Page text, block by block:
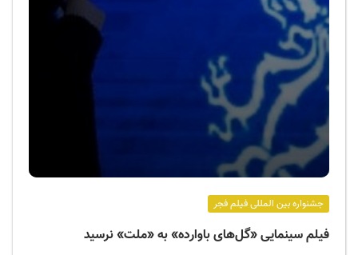
جشنواره بین المللی فیلم فجر
فیلم سینمایی «گل‌های باوارده» به «ملت» نرسید